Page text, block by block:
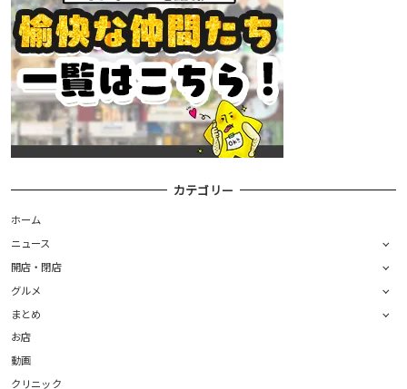
カテゴリー
ホーム
ニュース
開店・閉店
グルメ
まとめ
お店
動画
クリニック